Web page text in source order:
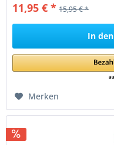
11,95 € * 15,95 € *
In den
Merken